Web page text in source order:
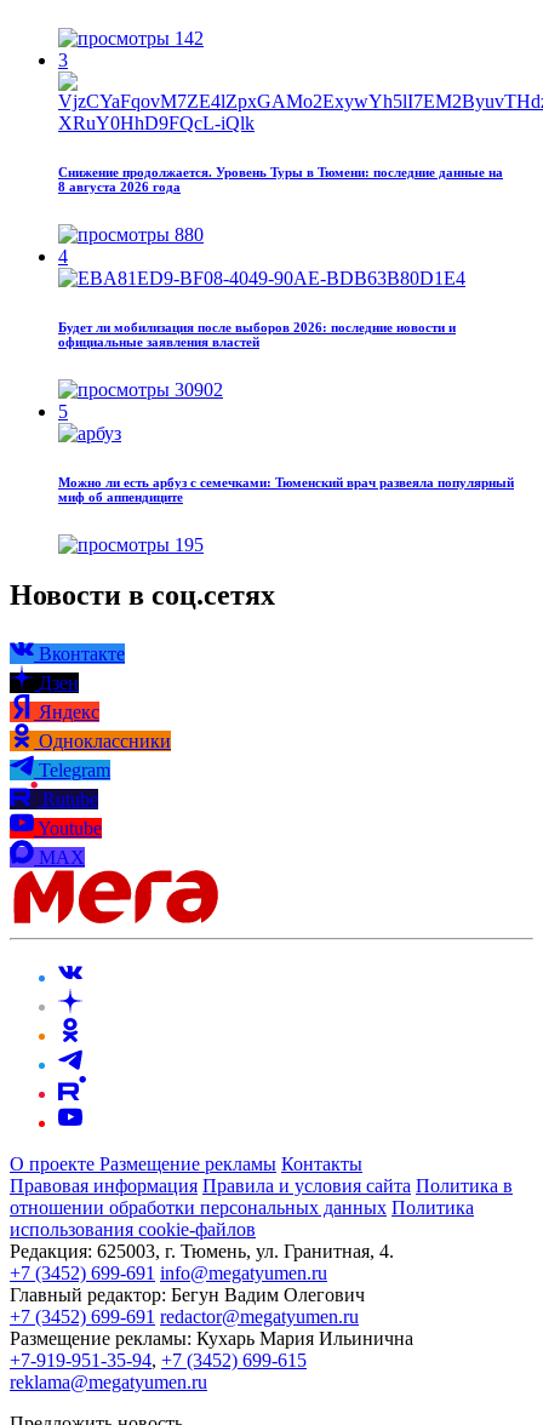
142
3
Снижение продолжается. Уровень Туры в Тюмени: последние данные на
8 августа 2026 года
880
4
Будет ли мобилизация после выборов 2026: последние новости и
официальные заявления властей
30902
5
Можно ли есть арбуз с семечками: Тюменский врач развеяла популярный
миф об аппендиците
195
Новости в соц.сетях
Вконтакте
Дзен
Яндекс
Одноклассники
Telegram
Rutube
Youtube
MAX
О проекте Размещение рекламы Контакты
Правовая информация Правила и условия сайта Политика в
отношении обработки персональных данных Политика
использования cookie-файлов
Редакция: 625003, г. Тюмень, ул. Гранитная, 4.
+7 (3452) 699-691 info@megatyumen.ru
Главный редактор: Бегун Вадим Олегович
+7 (3452) 699-691 redactor@megatyumen.ru
Размещение рекламы: Кухарь Мария Ильинична
+7-919-951-35-94, +7 (3452) 699-615
reklama@megatyumen.ru